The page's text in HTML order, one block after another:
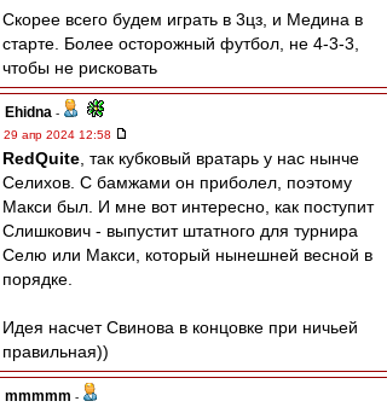
Скорее всего будем играть в 3цз, и Медина в
старте. Более осторожный футбол, не 4-3-3,
чтобы не рисковать
Ehidna -
29 апр 2024 12:58
RedQuite , так кубковый вратарь у нас нынче
Селихов. С бамжами он приболел, поэтому
Макси был. И мне вот интересно, как поступит
Слишкович - выпустит штатного для турнира
Селю или Макси, который нынешней весной в
порядке.
Идея насчет Свинова в концовке при ничьей
правильная))
mmmmm -